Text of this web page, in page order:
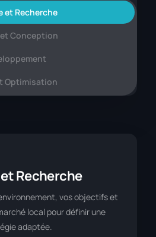
et Recherche
Conception
Optimisation
Recherche
vos objectifs et
local pour définir une
adaptée.